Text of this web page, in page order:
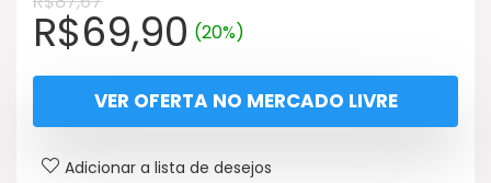
O
preço
original
era:
R$87,67.
R$69,90O
preço
atual
é:
R$69,90.
(20%)
VER OFERTA NO MERCADO LIVRE
Adicionar a lista de desejos